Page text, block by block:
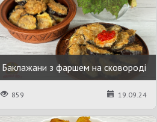
Баклажани з фаршем на сковороді
859 19.09.24